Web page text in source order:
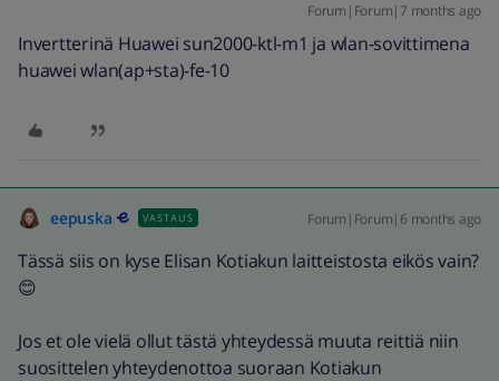
Forum|Forum|7 months ago
Invertterinä Huawei sun2000-ktl-m1 ja wlan-sovittimena
huawei wlan(ap+sta)-fe-10
eepuska VASTAUS Forum|Forum|6 months ago
Tässä siis on kyse Elisan Kotiakun laitteistosta eikös vain?
😊
Jos et ole vielä ollut tästä yhteydessä muuta reittiä niin
suosittelen yhteydenottoa suoraan Kotiakun